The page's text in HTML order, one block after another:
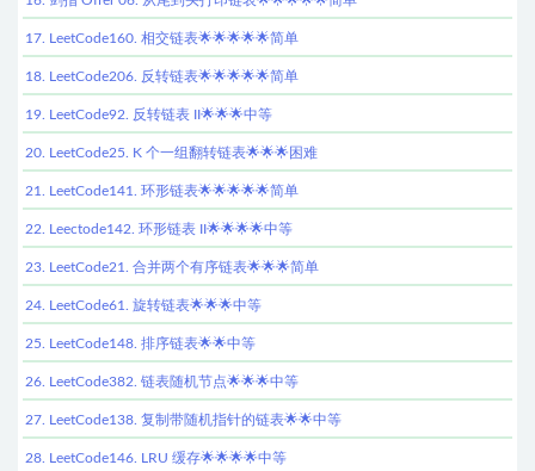
17. LeetCode160. 相交链表🌟🌟🌟🌟🌟简单
18. LeetCode206. 反转链表🌟🌟🌟🌟🌟简单
19. LeetCode92. 反转链表 II🌟🌟🌟中等
20. LeetCode25. K 个一组翻转链表🌟🌟🌟困难
21. LeetCode141. 环形链表🌟🌟🌟🌟🌟简单
22. Leectode142. 环形链表 II🌟🌟🌟🌟中等
23. LeetCode21. 合并两个有序链表🌟🌟🌟简单
24. LeetCode61. 旋转链表🌟🌟🌟中等
25. LeetCode148. 排序链表🌟🌟中等
26. LeetCode382. 链表随机节点🌟🌟🌟中等
27. LeetCode138. 复制带随机指针的链表🌟🌟中等
28. LeetCode146. LRU 缓存🌟🌟🌟🌟中等